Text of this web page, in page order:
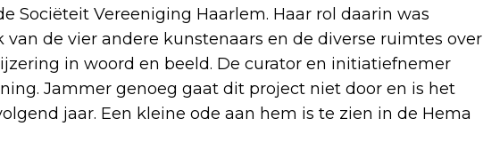
Sociëteit Vereeniging Haarlem. Haar rol daarin was
de vier andere kunstenaars en de diverse ruimtes over
in woord en beeld. De curator en initiatiefnemer
Jammer genoeg gaat dit project niet door en is het
jaar. Een kleine ode aan hem is te zien in de Hema